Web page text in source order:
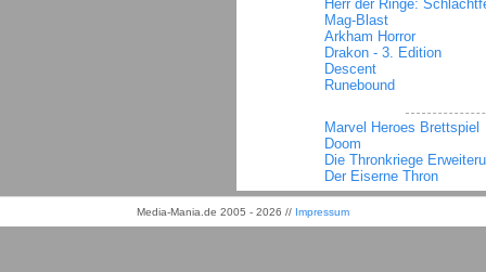
Herr der Ringe:
Mag-Blast
Arkham Horror
Drakon - 3. Edition
Descent
Runebound
Marvel Heroes Brettspiel
Doom
Die Thronkriege
Der Eiserne Thron
Media-Mania.de 2005 - 2026 // Impressum